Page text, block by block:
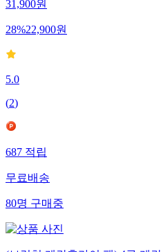
31,900원
28%22,900원
5.0
(2)
687적립
무료배송
80명구매중